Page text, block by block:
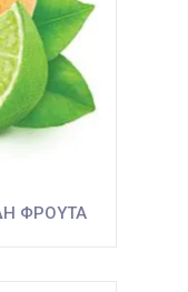
ΦΡΟΥΤΑ